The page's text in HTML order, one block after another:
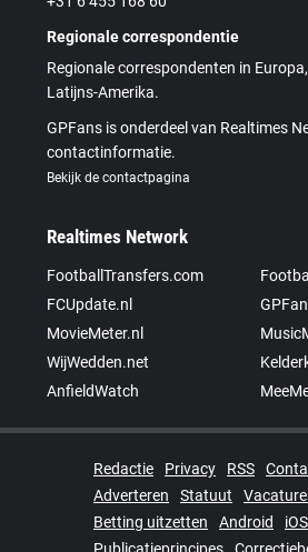
Regionale correspondentie
Regionale correspondenten in
Latijns-Amerika.
GPFans is onderdeel van Realtimes
contactinformatie.
Bekijk de contactpagina
Realtimes Network
FootballTransfers.com
FCUpdate.nl
MovieMeter.nl
WijWedden.net
AnfieldWatch
Redactie Privacy RSS
Adverteren
Statuut
Betting uitzetten
Android
iOS
Publicatieprincipes